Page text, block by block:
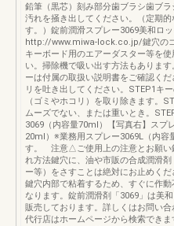
鉛筆（黒芯）刻み部分歯ブラシ歯ブ
汚れを掻き出してください。（定期的
す。）錠前潤滑スプレー3069美和ロ
http://www.miwa-lock.co.jp/鍵穴の
キーボード用のエアーダスター等を
い。掃除機で吸い出す方法もありま
ーは付属の取扱い説明書をご確認く
リを吐き出してください。STEP1キ
（ゴミやホコリ）を取り除きます。
ムーズでない、または重いとき。
3069（内容量70ml）【写真右】スプ
20ml）※業務用スプレー3069L（内
す。 注意△ご使用上の注意とお願い
れ方法鍵穴に、油や市販の合成潤滑
ー等）をさすことは絶対にお止めく
鍵穴内部で粘着するため、すぐに作
なります。錠前潤滑剤「3069」は美
販売しております。詳しくはお問い
代行店はホームページから検索でき